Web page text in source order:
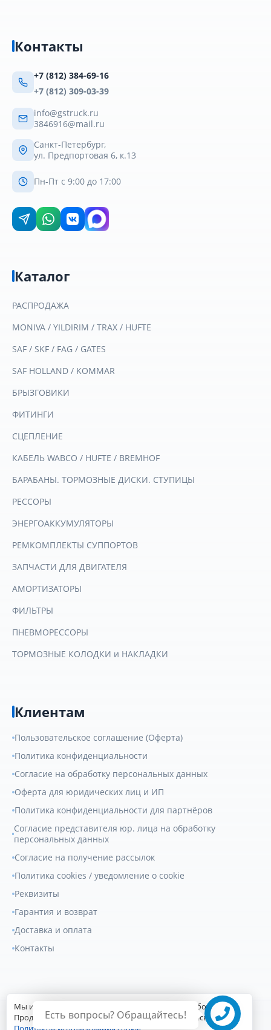
Есть вопросы? Обращайтесь!
Контакты
+7 (812) 384-69-16
+7 (812) 309-03-39
info@gstruck.ru
3846916@mail.ru
Санкт-Петербург,
ул. Предпортовая 6, к.13
Пн-Пт с 9:00 до 17:00
Каталог
РАСПРОДАЖА
MONIVA / YILDIRIM / TRAX / HUFTE
SAF / SKF / FAG / GATES
SAF HOLLAND / KOMMAR
БРЫЗГОВИКИ
ФИТИНГИ
СЦЕПЛЕНИЕ
КАБЕЛЬ WABCO / HUFTE / BREMHOF
БАРАБАНЫ. ТОРМОЗНЫЕ ДИСКИ. СТУПИЦЫ
РЕССОРЫ
ЭНЕРГОАККУМУЛЯТОРЫ
РЕМКОМПЛЕКТЫ СУППОРТОВ
ЗАПЧАСТИ ДЛЯ ДВИГАТЕЛЯ
АМОРТИЗАТОРЫ
ФИЛЬТРЫ
ПНЕВМОРЕССОРЫ
ТОРМОЗНЫЕ КОЛОДКИ и НАКЛАДКИ
Клиентам
Пользовательское соглашение (Оферта)
Политика конфиденциальности
Согласие на обработку персональных данных
Оферта для юридических лиц и ИП
Политика конфиденциальности для партнёров
Согласие представителя юр. лица на обработку
персональных данных
Согласие на получение рассылок
Политика cookies / уведомление о cookie
Реквизиты
Гарантия и возврат
Доставка и оплата
Контакты
© 2007-2026Геркулес Трак. Все права защищены.
Мы используем файлы cookie для улучшения работы сайта.
Продолжая пользоваться сайтом, вы соглашаетесь с